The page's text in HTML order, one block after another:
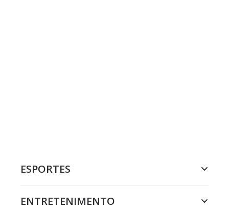
ESPORTES
ENTRETENIMENTO